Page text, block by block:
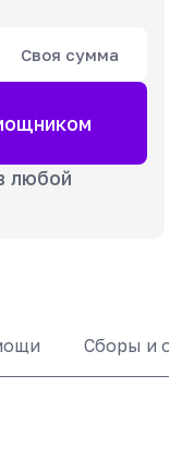
Своя сумма
любой
Сборы и